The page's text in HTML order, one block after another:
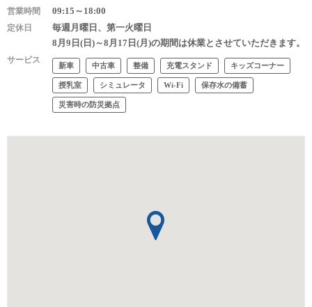
営業時間 09:15～18:00
定休日
毎週月曜日、第一火曜日
8月9日(日)～8月17日(月)の期間は休業とさせていただきます。
サービス
新車 中古車 整備 充電スタンド キッズコーナー
授乳室 シミュレータ Wi-Fi 保存水の備蓄
災害時の防災拠点